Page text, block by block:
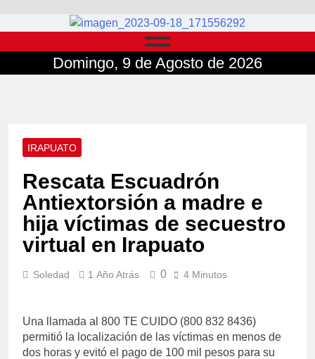
Domingo, 9 de Agosto de 2026
IRAPUATO
Rescata Escuadrón
Antiextorsión a madre e
hija víctimas de secuestro
virtual en Irapuato
Soledad 1 Año Atrás 0 4 Minutos
Una llamada al 800 TE CUIDO (800 832 8436)
permitió la localización de las víctimas en menos de
dos horas y evitó el pago de 100 mil pesos para su